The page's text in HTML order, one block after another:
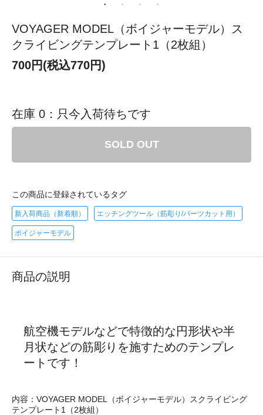
VOYAGER MODEL（ボイジャーモデル）ス
クライビングテンプレート1（2枚組）
700円(税込770円)
在庫 0：只今入荷待ちです
SOLD OUT
この商品に登録されているタグ
新入荷商品（新着順） エッチングツール（筋彫り/パーツカット用）
ボイジャーモデル
商品の説明
航空機モデルなどで特徴的な円形状や半
月状などの筋彫りを施すためのテンプレ
ートです！
内容：VOYAGER MODEL（ボイジャーモデル）スクライビング
テンプレート1（2枚組）